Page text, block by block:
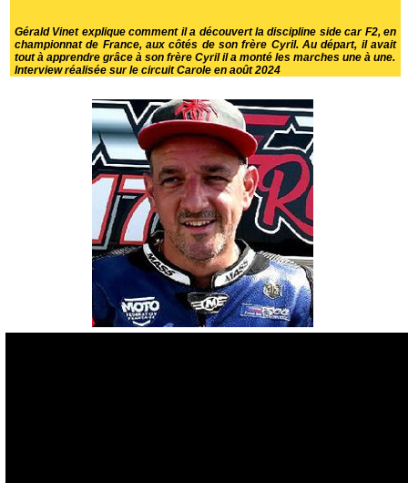
Gérald Vinet explique comment il a découvert la discipline side car F2, en
championnat de France, aux côtés de son frère Cyril. Au départ, il avait
tout à apprendre grâce à son frère Cyril il a monté les marches une à une.
Interview réalisée sur le circuit Carole en août 2024